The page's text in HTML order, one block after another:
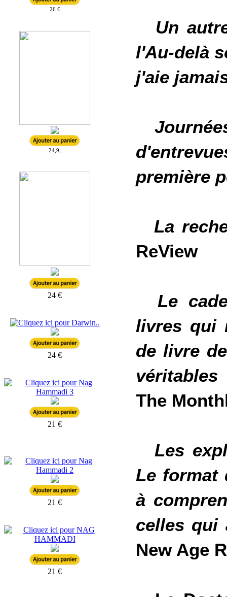
26 €
24,9;
24 €
24 €
21 €
21 €
21 €
Un
l'Au-delà
j'aie
première
La
ReView
Le
livres qui
de livre
véritables
The
Les
Le format
à
celles qui
New Age